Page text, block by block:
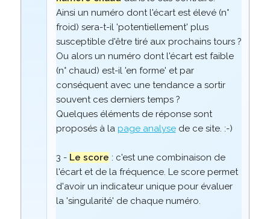
Ainsi un numéro dont l'écart est élevé (n°
froid) sera-t-il 'potentiellement' plus
susceptible d'être tiré aux prochains tours ?
Ou alors un numéro dont l'écart est faible
(n° chaud) est-il 'en forme' et par
conséquent avec une tendance a sortir
souvent ces derniers temps ?
Quelques éléments de réponse sont
proposés à la page analysede ce site. :-)
3 - Le score : c'est une combinaison de
l'écart et de la fréquence. Le score permet
d'avoir un indicateur unique pour évaluer
la 'singularité' de chaque numéro.